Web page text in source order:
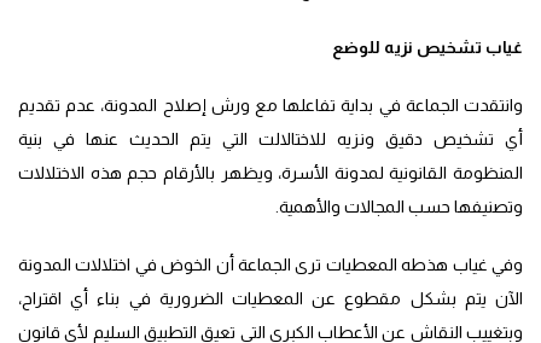
غياب تشخيص نزيه للوضع
وانتقدت الجماعة في بداية تفاعلها مع ورش إصلاح المدونة، عدم تقديم
أي تشخيص دقيق ونزيه للاختالالت التي يتم الحديث عنها في بنية
المنظومة القانونية لمدونة الأسرة، ويظهر بالأرقام حجم هذه الاختلالات
وتصنيفها حسب المجالات والأهمية.
وفي غياب هذطه المعطيات ترى الجماعة أن الخوض في اختلالات المدونة
الآن يتم بشكل مقطوع عن المعطيات الضرورية في بناء أي اقتراح،
وبتغييب النقاش عن الأعطاب الكبرى التي تعيق التطبيق السليم لأي قانون